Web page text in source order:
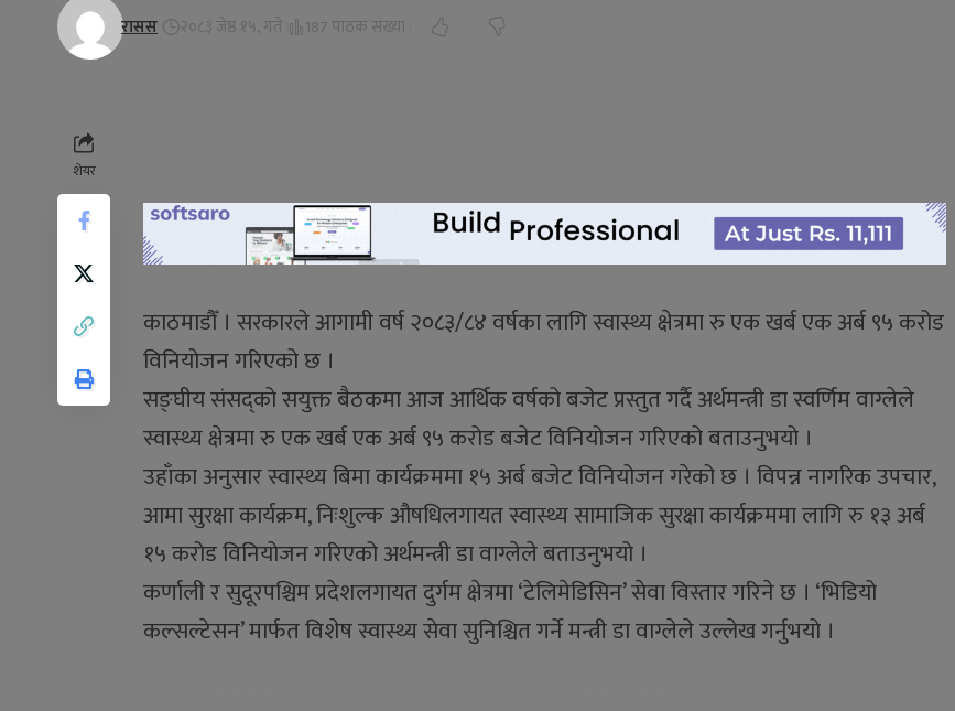
रासस २०८३ जेष्ठ १५, गते 187 पाठक संख्या
शेयर
काठमाडौँ । सरकारले आगामी वर्ष २०८३/८४ वर्षका लागि स्वास्थ्य क्षेत्रमा रु एक खर्ब एक अर्ब ९५ करोड
विनियोजन गरिएको छ ।
सङ्घीय संसद्को सयुक्त बैठकमा आज आर्थिक वर्षको बजेट प्रस्तुत गर्दै अर्थमन्त्री डा स्वर्णिम वाग्लेले
स्वास्थ्य क्षेत्रमा रु एक खर्ब एक अर्ब ९५ करोड बजेट विनियोजन गरिएको बताउनुभयो ।
उहाँका अनुसार स्वास्थ्य बिमा कार्यक्रममा १५ अर्ब बजेट विनियोजन गरेको छ । विपन्न नागरिक उपचार,
आमा सुरक्षा कार्यक्रम, निःशुल्क औषधिलगायत स्वास्थ्य सामाजिक सुरक्षा कार्यक्रममा लागि रु १३ अर्ब
१५ करोड विनियोजन गरिएको अर्थमन्त्री डा वाग्लेले बताउनुभयो ।
कर्णाली र सुदूरपश्चिम प्रदेशलगायत दुर्गम क्षेत्रमा ‘टेलिमेडिसिन’ सेवा विस्तार गरिने छ । ‘भिडियो
कल्सल्टेसन’ मार्फत विशेष स्वास्थ्य सेवा सुनिश्चित गर्ने मन्त्री डा वाग्लेले उल्लेख गर्नुभयो ।